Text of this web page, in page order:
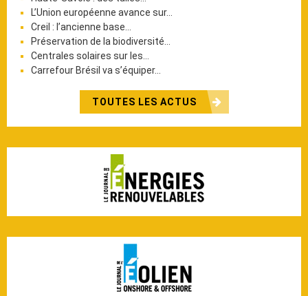
L’Union européenne avance sur…
Creil : l’ancienne base…
Préservation de la biodiversité…
Centrales solaires sur les…
Carrefour Brésil va s’équiper…
TOUTES LES ACTUS